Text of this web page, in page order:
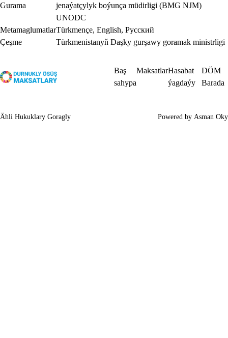
Gurama
jenaýatçylyk boýunça müdirligi (BMG NJM)
UNODC
MetamaglumatlarTürkmençe, English, Русский
Çeşme
Türkmenistanyň Daşky gurşawy goramak ministrligi
Baş
sahypa
MaksatlarHasabat
ýagdaýy
DÖM
Barada
Ähli Hukuklary Goragly Powered by Asman Oky